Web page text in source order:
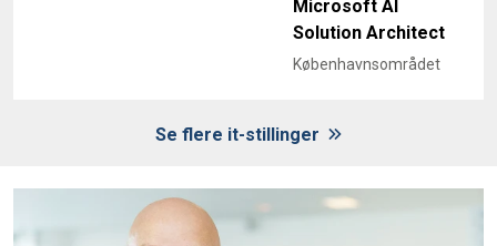
Microsoft AI
Solution Architect
Københavnsområdet
Se flere it-stillinger